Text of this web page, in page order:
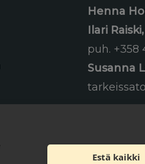
Henna
Ilari Raiski,
puh. +358
Susanna
Estä kaikki